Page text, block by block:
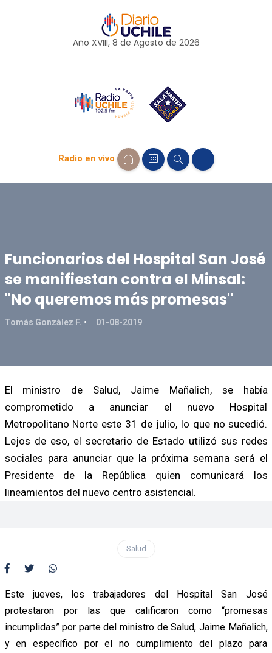
Año XVIII, 8 de Agosto de 2026
Radio en vivo
Funcionarios del Hospital San José
se manifiestan contra el Minsal:
"No queremos más promesas"
Tomás González F. 01-08-2019
El ministro de Salud, Jaime Mañalich, se había
comprometido a anunciar el nuevo Hospital
Metropolitano Norte este 31 de julio, lo que no sucedió.
Lejos de eso, el secretario de Estado utilizó sus redes
sociales para anunciar que la próxima semana será el
Presidente de la República quien comunicará los
lineamientos del nuevo centro asistencial.
Salud
Este jueves, los trabajadores del Hospital San José
protestaron por las que calificaron como “promesas
incumplidas” por parte del ministro de Salud, Jaime Mañalich,
y en específico por el no cumplimiento del plazo para